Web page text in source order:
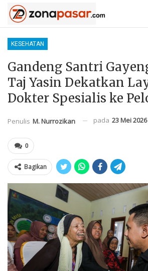
KESEHATAN
Gandeng Santri
Taj Yasin Dekatkan
Dokter Spesialis ke
Penulis M. Nurrozikan pada 23 Mei 2026
0
Bagikan